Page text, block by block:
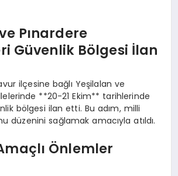
Pınardere
Güvenlik Bölgesi İlan
ilçesine bağlı Yeşilalan ve
**20-21 Ekim** tarihlerinde
bölgesi ilan etti. Bu adım, milli
düzenini sağlamak amacıyla atıldı.
Önlemler